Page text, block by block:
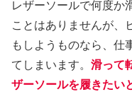
レザーソールで何度か
ことはありませんが、
もしようものなら、仕
てしまいます。 滑って
ザーソールを履きたい